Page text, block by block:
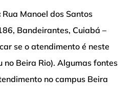
Rua Manoel dos Santos
Bandeirantes, Cuiabá –
se o atendimento é neste
no Beira Rio). Algumas fontes
no campus Beira